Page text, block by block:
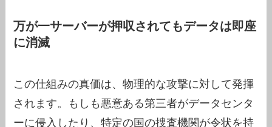
万が一サーバーが押収されてもデータは即座
に消滅
この仕組みの真価は、物理的な攻撃に対して発揮
されます。もしも悪意ある第三者がデータセンタ
ーに侵入したり、特定の国の捜査機関が令状を持